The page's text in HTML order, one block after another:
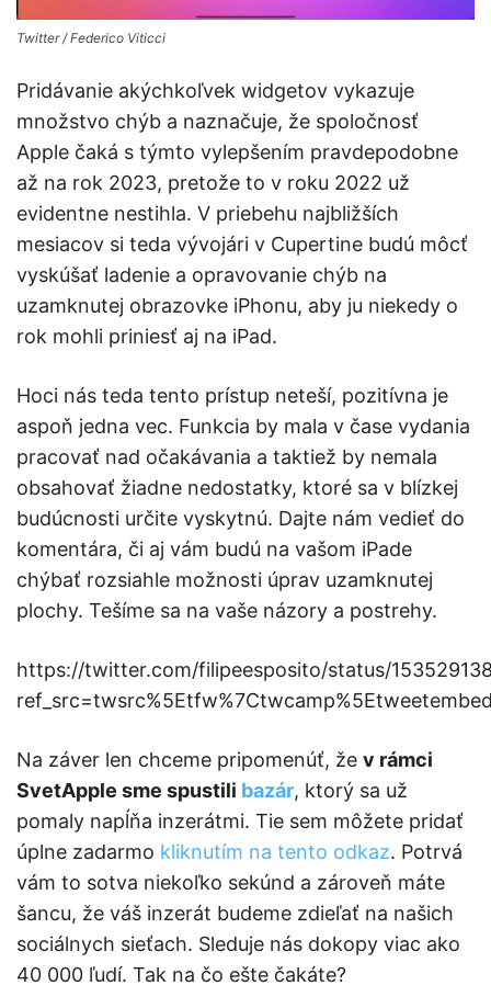
Twitter / Federico Viticci
Pridávanie akýchkoľvek widgetov vykazuje
množstvo chýb a naznačuje, že spoločnosť
Apple čaká s týmto vylepšením pravdepodobne
až na rok 2023, pretože to v roku 2022 už
evidentne nestihla. V priebehu najbližších
mesiacov si teda vývojári v Cupertine budú môcť
vyskúšať ladenie a opravovanie chýb na
uzamknutej obrazovke iPhonu, aby ju niekedy o
rok mohli priniesť aj na iPad.
Hoci nás teda tento prístup neteší, pozitívna je
aspoň jedna vec. Funkcia by mala v čase vydania
pracovať nad očakávania a taktiež by nemala
obsahovať žiadne nedostatky, ktoré sa v blízkej
budúcnosti určite vyskytnú. Dajte nám vedieť do
komentára, či aj vám budú na vašom iPade
chýbať rozsiahle možnosti úprav uzamknutej
plochy. Tešíme sa na vaše názory a postrehy.
https://twitter.com/filipeesposito/status/
Na záver len chceme pripomenúť, že v rámci
SvetApple sme spustili bazár, ktorý sa už
pomaly napĺňa inzerátmi. Tie sem môžete pridať
úplne zadarmo kliknutím na tento odkaz. Potrvá
vám to sotva niekoľko sekúnd a zároveň máte
šancu, že váš inzerát budeme zdieľať na našich
sociálnych sieťach. Sleduje nás dokopy viac ako
40 000 ľudí. Tak na čo ešte čakáte?